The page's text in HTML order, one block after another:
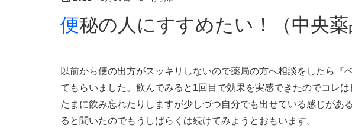
便秘の人にすすめたい！（中央
以前から便の出方がスッキリしないので薬局の方へ相談をしたら『
てもらいました。飲んでみると1回目で効果を実感できたのでコレは
たまに飲み忘れたりしますが少しづつ自分でも出せている感じがあ
ると聞いたのでもうしばらくは続けてみようとおもいます。